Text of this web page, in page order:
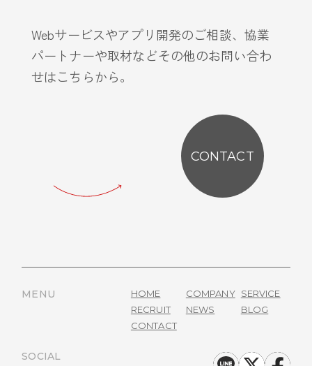
Webサービスやアプリ開発のご相談、協業
パートナーや取材などその他のお問い合わ
せはこちらから。
CONTACT
MENU HOME COMPANY SERVICE
RECRUIT
NEWS
BLOG
CONTACT
SOCIAL